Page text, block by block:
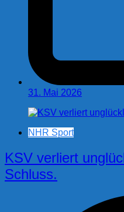
31. Mai 2026
NHR Sport
KSV verliert
Schluss.